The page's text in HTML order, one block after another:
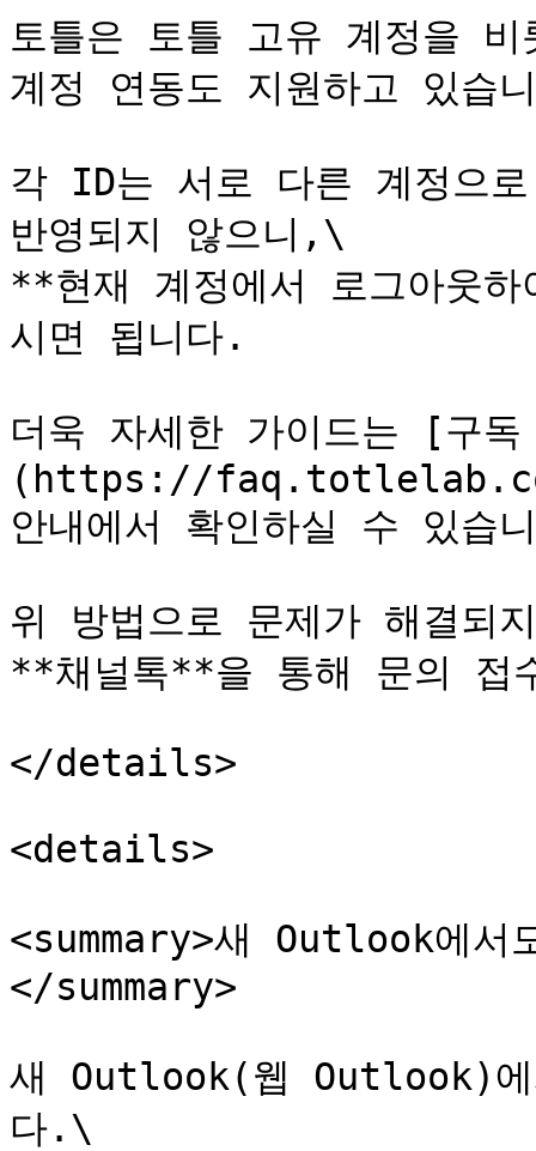
토틀은 토틀 고유 계정을
계정 연동도 지원하고 있습
각 ID는 서로 다른 계정으
반영되지 않으니,\
**현재 계정에서 로그아웃
시면 됩니다.
더욱 자세한 가이드는 [구
(https://
안내에서 확인하실 수 있습
위 방법으로 문제가 해결되
**채널톡**을 통해 문의 접
</details>
<details>
<summary>새 Outlook에서
</summary>
새 Outlook(웹 Outlook)에
다.\